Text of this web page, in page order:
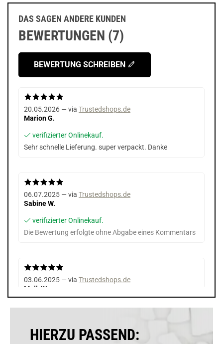
DAS SAGEN ANDERE KUNDEN
BEWERTUNGEN (7)
BEWERTUNG SCHREIBEN
20.05.2026 — via Trustedshops.de
Marion G.
verifizierter Onlinekauf.
Sehr schnelle Lieferung. super verpackt. Danke
06.07.2025 — via Trustedshops.de
Sabine W.
verifizierter Onlinekauf.
Die Bewertung erfolgte ohne Abgabe eines Kommentars
03.06.2025 — via Trustedshops.de
Maik W.
HIERZU PASSEND: